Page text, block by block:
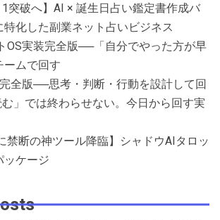
突破へ】AI × 誕生日占い鑑定書作成バ
特化した副業ネット占いビジネス
OS実装完全版──「自分でやった方が早
ームで回す
全版──思考・判断・行動を設計して回
」では終わらせない。今日から回す実
禁断の神ツール降臨】シャドウAIタロッ
ッケージ